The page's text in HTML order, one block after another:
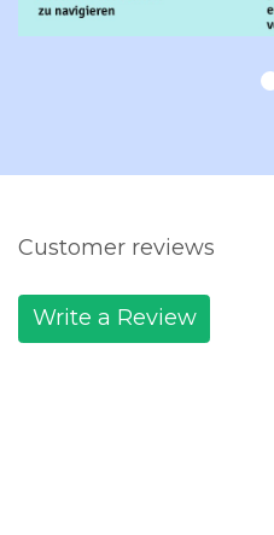
Customer reviews
Write a Review